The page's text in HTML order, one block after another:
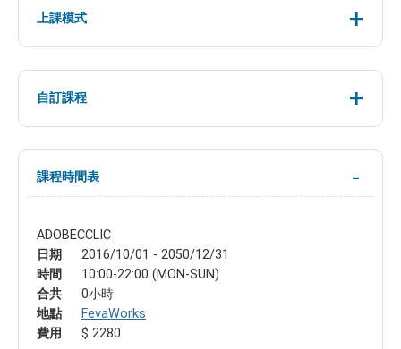
上課模式
自訂課程
課程時間表
ADOBECCLIC
日期
2016/10/01 - 2050/12/31
時間
10:00-22:00 (MON-SUN)
合共
0小時
地點
FevaWorks
費用
$ 2280